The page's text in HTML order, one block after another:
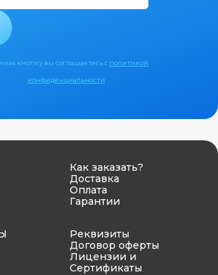
кнопку вы соглашаетесь с политикой
конфиденциальности
Как заказать?
Доставка
Оплата
Гарантии
Реквизиты
Договор оферты
Лицензии и
Сертификаты